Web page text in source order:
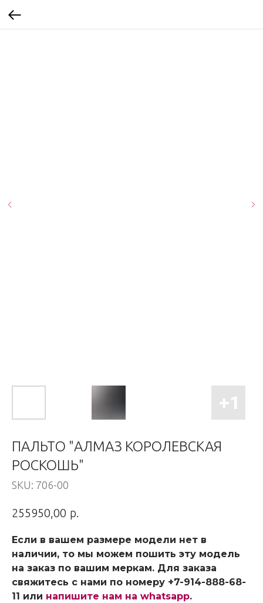
ПАЛЬТО "АЛМАЗ КОРОЛЕВСКАЯ
РОСКОШЬ"
SKU: 706-00
255950,00 р.
Если в вашем размере модели нет в
наличии, то мы можем пошить эту модель
на заказ по вашим меркам. Для заказа
свяжитесь с нами по номеру +7-914-888-68-
11 или напишите нам на whatsapp.